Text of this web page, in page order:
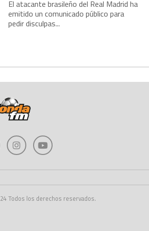
El atacante brasileño del Real Madrid ha
emitido un comunicado público para
pedir disculpas...
Todos los derechos reservados.